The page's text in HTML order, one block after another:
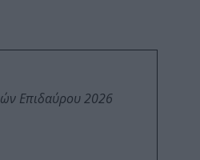
Επιδαύρου 2026